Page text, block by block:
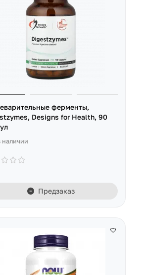
ферменты,
Designs for Health, 90
наличии
Предзаказ